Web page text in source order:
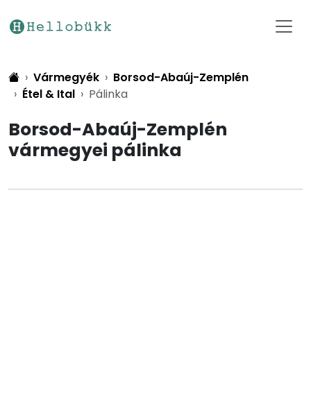
Vármegyék
Borsod-Abaúj-Zemplén
Étel & Ital
Pálinka
Borsod-Abaúj-Zemplén
vármegyei pálinka